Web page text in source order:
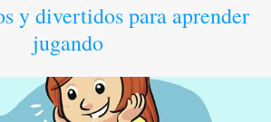
y divertidos para aprender
jugando